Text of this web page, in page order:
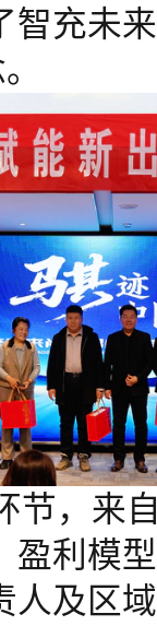
智充未
节，来
盈利模
及区